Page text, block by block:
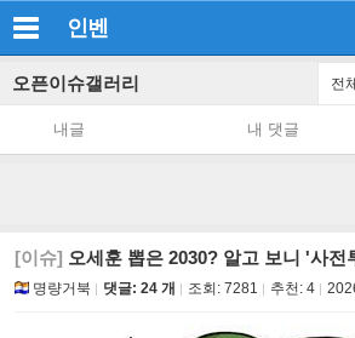
인벤
오픈이슈갤러리 전
내글 내 댓글
[이슈] 오세훈 뽑은 2030? 알고 보니 '사전
명량거북 댓글: 24 개 조회: 7281 추천: 4